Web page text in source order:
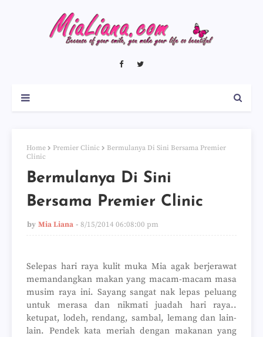
Home Premier Clinic
Bermulanya Di Sini Bersama Premier
Clinic
Bermulanya Di Sini
Bersama Premier Clinic
by Mia Liana 8/15/2014 06:08:00 pm
Selepas hari raya kulit muka Mia agak berjerawat
memandangkan makan yang macam-macam masa
musim raya ini. Sayang sangat nak lepas peluang
untuk merasa dan nikmati juadah hari raya..
ketupat, lodeh, rendang, sambal, lemang dan lain-
lain. Pendek kata meriah dengan makanan yang